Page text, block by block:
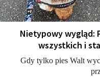
Nietypowy wygląd:
wszystkich i
Gdy tylko pies Walt